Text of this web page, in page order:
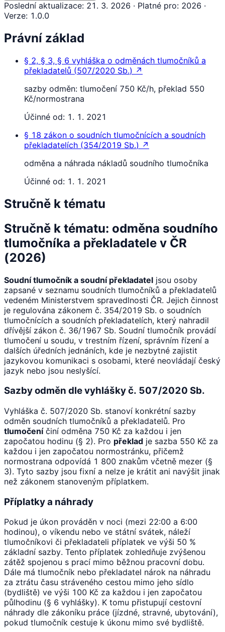
Poslední aktualizace: 21. 3. 2026 · Platné pro: 2026 ·
Verze: 1.0.0
Právní základ
§ 2, § 3, § 6 vyhláška o odměnách tlumočníků a
překladatelů (507/2020 Sb.) ↗
sazby odměn: tlumočení 750 Kč/h, překlad 550
Kč/normostrana
Účinné od: 1. 1. 2021
§ 18 zákon o soudních tlumočnících a soudních
překladatelích (354/2019 Sb.) ↗
odměna a náhrada nákladů soudního tlumočníka
Účinné od: 1. 1. 2021
Stručně k tématu
Stručně k tématu: odměna soudního
tlumočníka a překladatele v ČR
(2026)
Soudní tlumočník a soudní překladatel jsou osoby
zapsané v seznamu soudních tlumočníků a překladatelů
vedeném Ministerstvem spravedlnosti ČR. Jejich činnost
je regulována zákonem č. 354/2019 Sb. o soudních
tlumočnících a soudních překladatelích, který nahradil
dřívější zákon č. 36/1967 Sb. Soudní tlumočník provádí
tlumočení u soudu, v trestním řízení, správním řízení a
dalších úředních jednáních, kde je nezbytné zajistit
jazykovou komunikaci s osobami, které neovládají český
jazyk nebo jsou neslyšící.
Sazby odměn dle vyhlášky č. 507/2020 Sb.
Vyhláška č. 507/2020 Sb. stanoví konkrétní sazby
odměn soudních tlumočníků a překladatelů. Pro
tlumočeníčiní odměna 750 Kč za každou i jen
započatou hodinu (§ 2). Pro překlad je sazba 550 Kč za
každou i jen započatou normostránku, přičemž
normostrana odpovídá 1 800 znakům včetně mezer (§
3). Tyto sazby jsou fixní a nelze je krátit ani navýšit jinak
než zákonem stanoveným příplatkem.
Příplatky a náhrady
Pokud je úkon prováděn v noci (mezi 22:00 a 6:00
hodinou), o víkendu nebo ve státní svátek, náleží
tlumočníkovi či překladateli příplatek ve výši 50 %
základní sazby. Tento příplatek zohledňuje zvýšenou
zátěž spojenou s prací mimo běžnou pracovní dobu.
Dále má tlumočník nebo překladatel nárok na náhradu
za ztrátu času stráveného cestou mimo jeho sídlo
(bydliště) ve výši 100 Kč za každou i jen započatou
půlhodinu (§ 6 vyhlášky). K tomu přistupují cestovní
náhrady dle zákoníku práce (jízdné, stravné, ubytování),
pokud tlumočník cestuje k úkonu mimo své bydliště.